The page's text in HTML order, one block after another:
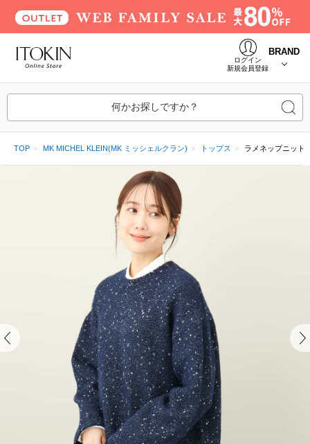
ログイン
新規会員登録
BRAND
何かお探しですか？
TOP MK MICHEL KLEIN(MK ミッシェルクラン) トップス ラメネップニット